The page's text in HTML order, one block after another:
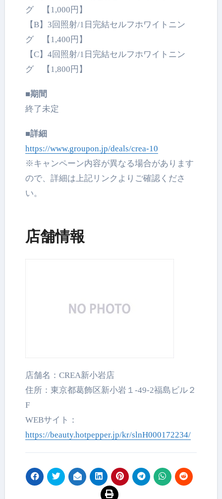
グ 【1,000円】
【B】3回照射/1日完結セルフホワイトニン
グ 【1,400円】
【C】4回照射/1日完結セルフホワイトニン
グ 【1,800円】
■期間
終了未定
■詳細
https://www.groupon.jp/deals/crea-10
※キャンペーン内容が異なる場合があります
ので、詳細は上記リンクよりご確認くださ
い。
店舗情報
店舗名：CREA新小岩店
住所：東京都葛飾区新小岩１-49-2福島ビル２
F
WEBサイト：
https://beauty.hotpepper.jp/kr/slnH000172234/